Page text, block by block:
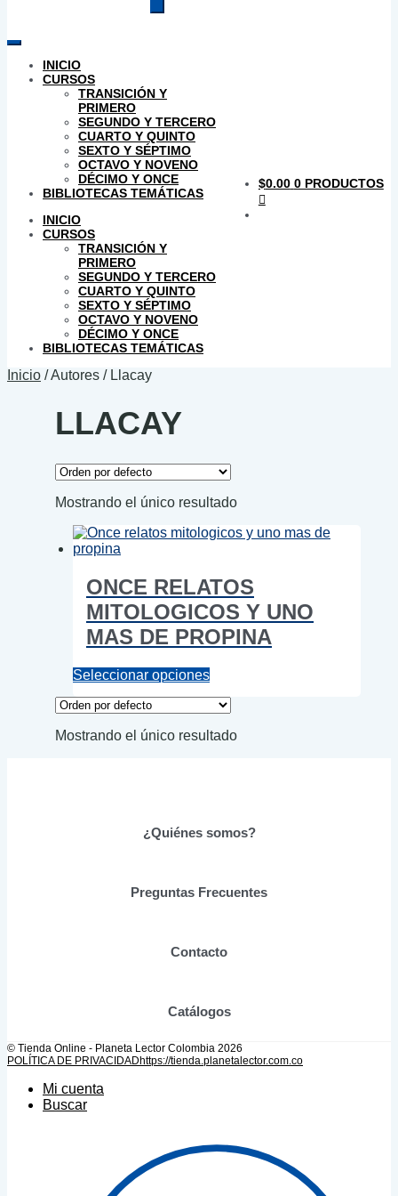
productos
INICIO
CURSOS
TRANSICIÓN Y
PRIMERO
SEGUNDO Y TERCERO
CUARTO Y QUINTO
SEXTO Y SÉPTIMO
OCTAVO Y NOVENO
DÉCIMO Y ONCE
BIBLIOTECAS TEMÁTICAS
INICIO
CURSOS
TRANSICIÓN Y
PRIMERO
SEGUNDO Y TERCERO
CUARTO Y QUINTO
SEXTO Y SÉPTIMO
OCTAVO Y NOVENO
DÉCIMO Y ONCE
BIBLIOTECAS TEMÁTICAS
$0.00 0 PRODUCTOS
Inicio /Autores / Llacay
LLACAY
Mostrando el único resultado
ONCE RELATOS
MITOLOGICOS Y UNO
MAS DE PROPINA
Seleccionar opcionesEste
tiene
variantes.
en
producto
Mostrando el único resultado
¿Quiénes somos?
Preguntas Frecuentes
Contacto
Catálogos
© Tienda Online - Planeta Lector Colombia 2026
POLÍTICA DE PRIVACIDADhttps://tienda.planetalector.com.co
Mi cuenta
Buscar